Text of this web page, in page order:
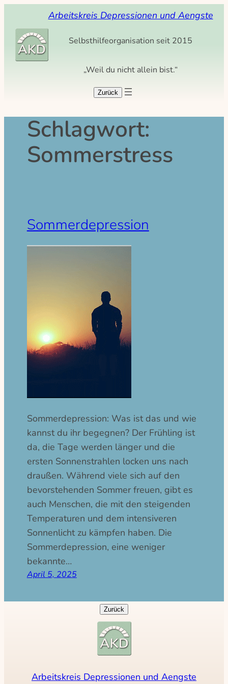
springen
Arbeitskreis Depressionen und Aengste
Selbsthilfeorganisation seit 2015
„Weil du nicht allein bist.“
Schlagwort:
Sommerstress
Sommerdepression
Sommerdepression: Was ist das und wie
kannst du ihr begegnen? Der Frühling ist
da, die Tage werden länger und die
ersten Sonnenstrahlen locken uns nach
draußen. Während viele sich auf den
bevorstehenden Sommer freuen, gibt es
auch Menschen, die mit den steigenden
Temperaturen und dem intensiveren
Sonnenlicht zu kämpfen haben. Die
Sommerdepression, eine weniger
bekannte…
April 5, 2025
Arbeitskreis Depressionen und Aengste